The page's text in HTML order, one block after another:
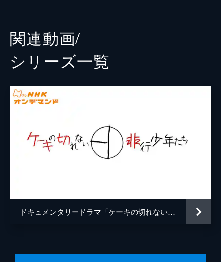
関連動画/
シリーズ⼀覧
ドキュメンタリードラマ「ケーキの切れない非行少年たち」